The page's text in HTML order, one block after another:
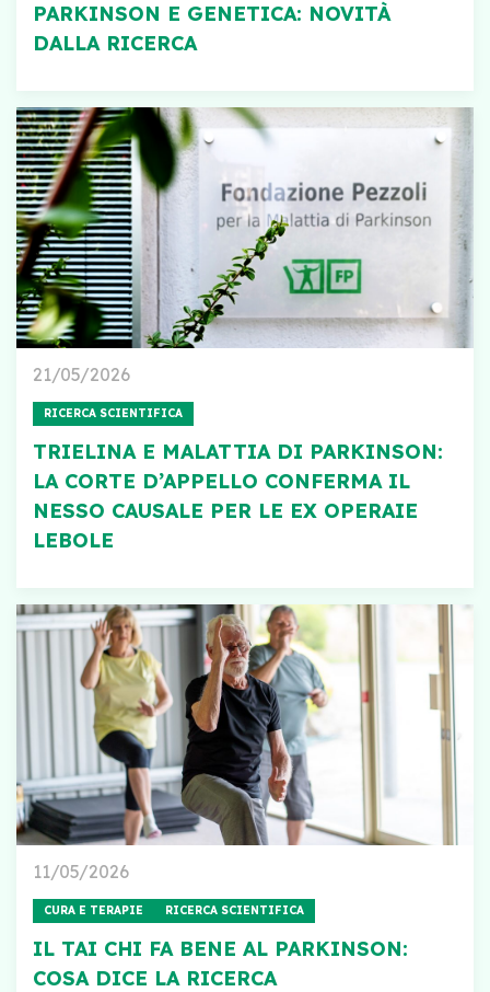
PARKINSON E GENETICA: NOVITÀ
DALLA RICERCA
21/05/2026
RICERCA SCIENTIFICA
TRIELINA E MALATTIA DI PARKINSON:
LA CORTE D’APPELLO CONFERMA IL
NESSO CAUSALE PER LE EX OPERAIE
LEBOLE
11/05/2026
CURA E TERAPIE RICERCA SCIENTIFICA
IL TAI CHI FA BENE AL PARKINSON:
COSA DICE LA RICERCA